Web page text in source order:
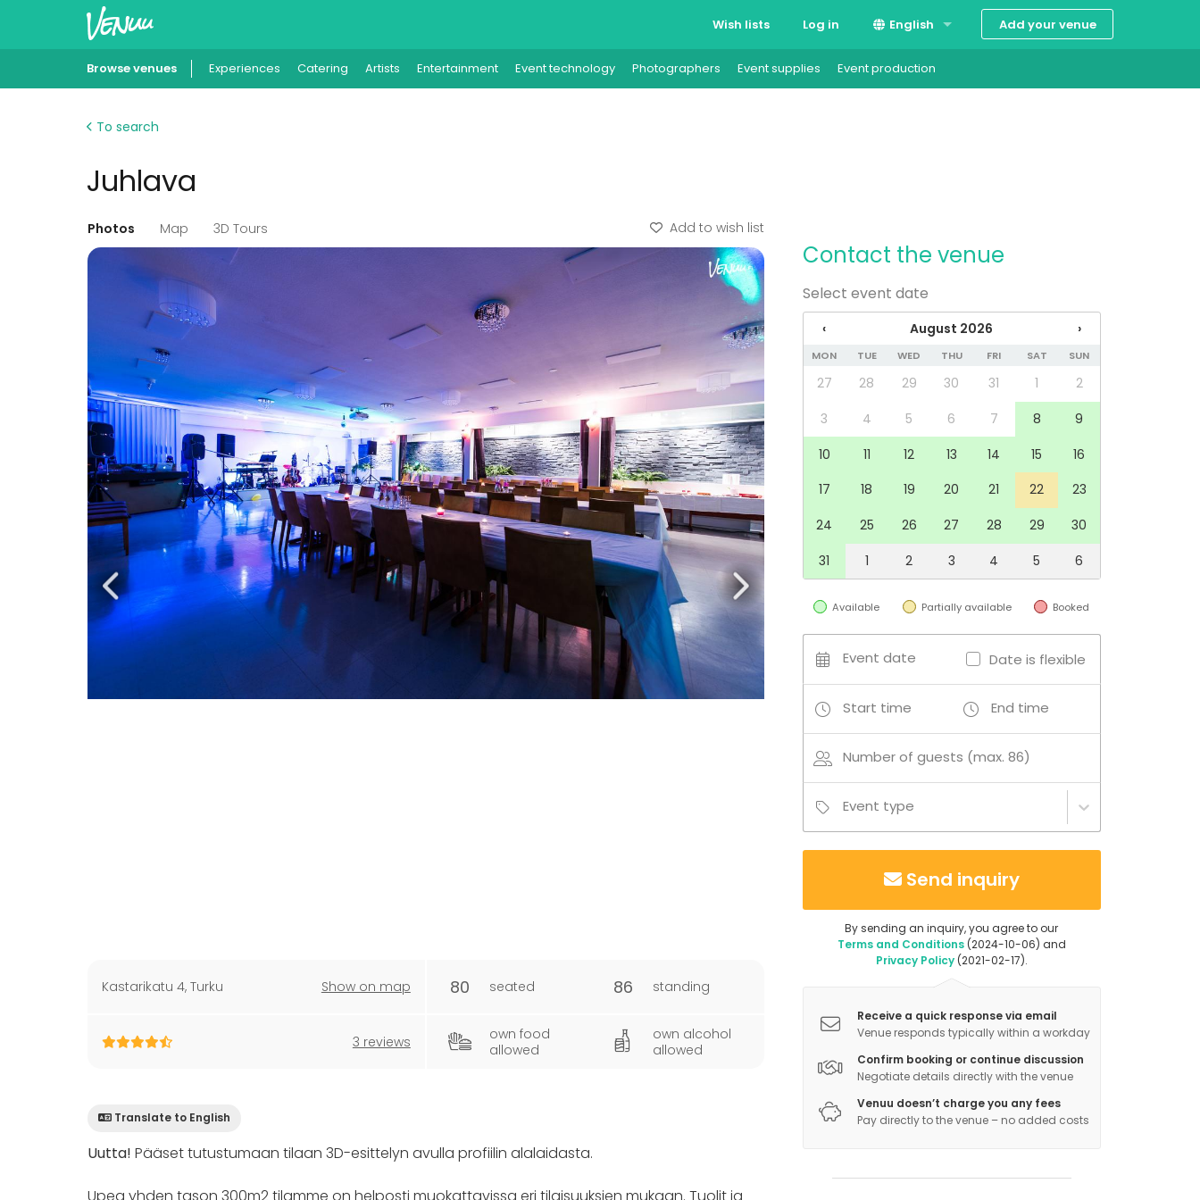
Wish lists Log in English
Suomi
Add your venue
Browse venues Experiences Catering Artists Entertainment Event technology Photographers Event supplies Event production
To search
Juhlava
Photos Map 3D Tours Add to wish list
Kastarikatu 4, Turku Show on map
3 reviews
80 seated 86 standing
own food
allowed
own alcohol
allowed
Translate to English
Uutta! Pääset tutustumaan tilaan 3D-esittelyn avulla profiilin alalaidasta.
Contact the venue
Select event date
‹ August 2026 ›
MON TUE WED THU FRI SAT SUN
27 28 29 30 31 1
2
3
4 5 6 7 8
9
10
11 12 13 14 15
16
17
18 19 20 21 22
23
24
25 26 27 28 29
30
31
1 2 3 4 5 6
Available Partially available Booked
Event date Date is flexible
Start time End time
Number of guests (max. 86)
Event type
Send inquiry
By sending an inquiry, you agree to our
Terms and Conditions(2024-10-06) and
Privacy Policy(2021-02-17).
Receive a quick response via email
Venue responds typically within a workday
Confirm booking or continue discussion
Negotiate details directly with the venue
Venuu doesn’t charge you any fees
Pay directly to the venue – no added costs